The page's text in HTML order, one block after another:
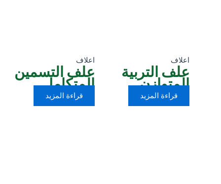
اعلاف
علف التربية
المتوازن
قراءة المزيد
اعلاف
علف التسمين
المتكامل
قراءة المزيد